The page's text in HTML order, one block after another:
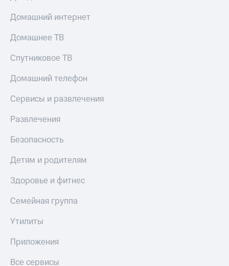
Домашний интернет
Домашнее ТВ
Спутниковое ТВ
Домашний телефон
Сервисы и развлечения
Развлечения
Безопасность
Детям и родителям
Здоровье и фитнес
Семейная группа
Утилиты
Приложения
Все сервисы